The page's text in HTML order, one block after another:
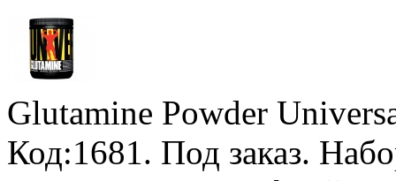
Glutamine Powder
Код:1681. Под заказ.